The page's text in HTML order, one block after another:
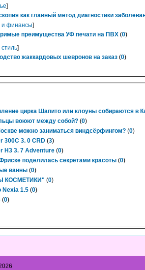
]
как главный метод диагностики
и финансы]
преимущества УФ печати на ПВХ (0)
]
жаккардовых шевронов на заказ (0)
цирка Шапито или клоуны собираются в
воюют между собой? (0)
можно заниматься виндсёрфингом? (0)
300C 3. 0 CRD (3)
H3 3. 7 Adventure (0)
поделилась секретами красоты (0)
ванны (0)
КОСМЕТИКИ" (0)
Nexia 1.5 (0)
(0)